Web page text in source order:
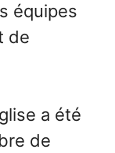
équipes
de
a été
de